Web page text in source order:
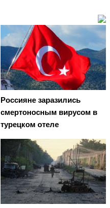
Россияне заразились
смертоносным вирусом в
турецком отеле